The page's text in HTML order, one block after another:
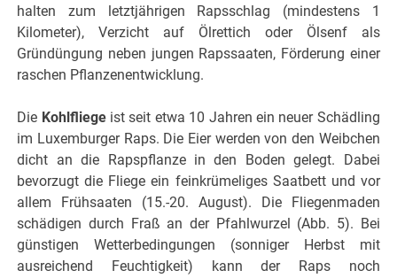
halten zum letztjährigen Rapsschlag (mindestens 1
Kilometer), Verzicht auf Ölrettich oder Ölsenf als
Gründüngung neben jungen Rapssaaten, Förderung einer
raschen Pflanzenentwicklung.
Die Kohlfliegeist seit etwa 10 Jahren ein neuer Schädling
im Luxemburger Raps. Die Eier werden von den Weibchen
dicht an die Rapspflanze in den Boden gelegt. Dabei
bevorzugt die Fliege ein feinkrümeliges Saatbett und vor
allem Frühsaaten (15.-20. August). Die Fliegenmaden
schädigen durch Fraß an der Pfahlwurzel (Abb. 5). Bei
günstigen Wetterbedingungen (sonniger Herbst mit
ausreichend Feuchtigkeit) kann der Raps noch